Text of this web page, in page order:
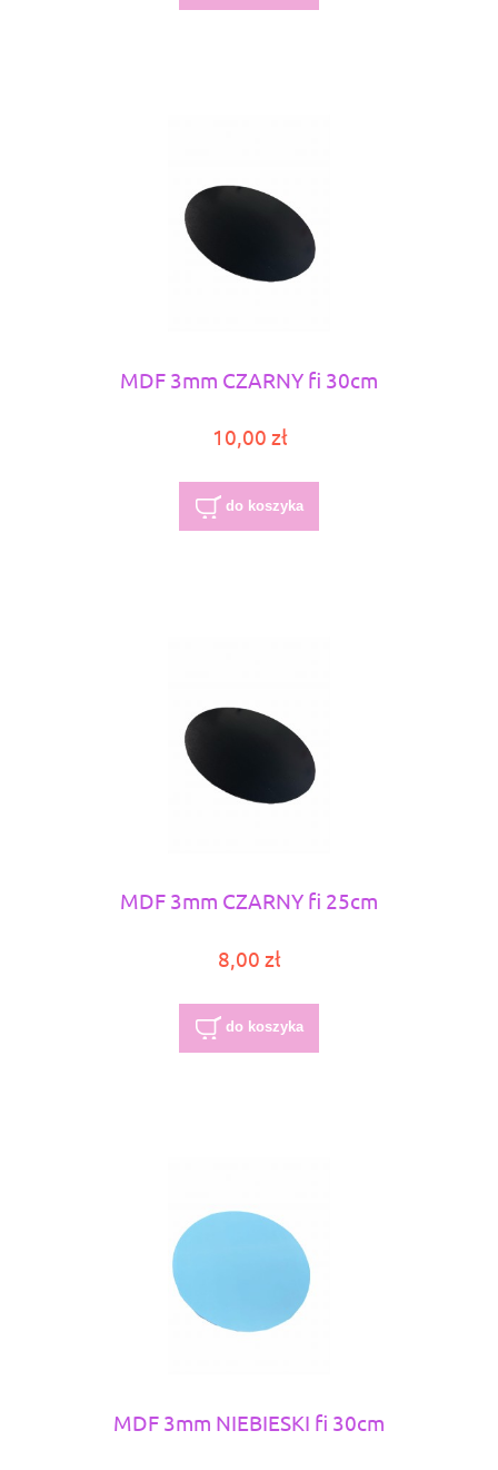
MDF 3mm CZARNY fi 30cm
10,00 zł
do koszyka
MDF 3mm CZARNY fi 25cm
8,00 zł
do koszyka
MDF 3mm NIEBIESKI fi 30cm